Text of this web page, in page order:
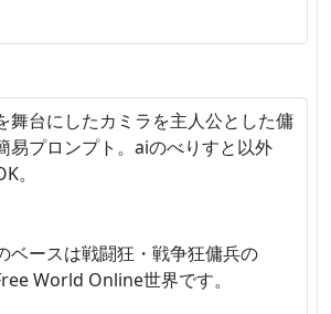
舞台にしたカミラを主人公とした傭
易プロンプト。aiのべりすと以外
。
ベースは戦闘狂・戦争狂傭兵の
World Online世界です。